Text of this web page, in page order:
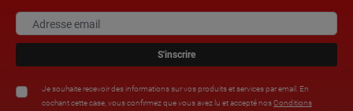
S'inscrire
Je souhaite recevoir des informations sur vos produits et services par email. En
cochant cette case, vous confirmez que vous avez lu et accepté nosConditions